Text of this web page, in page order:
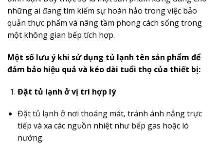
những ai đang tìm kiếm sự hoàn hảo trong việc bảo
quản thực phẩm và nâng tầm phong cách sống trong
một không gian bếp tích hợp.
Một số lưu ý khi sử dụng tủ lạnh tên sản phẩm để
đảm bảo hiệu quả và kéo dài tuổi thọ của thiết bị:
Đặt tủ lạnh ở vị trí hợp lý
Đặt tủ lạnh ở nơi thoáng mát, tránh ánh nắng trực
tiếp và xa các nguồn nhiệt như bếp gas hoặc lò
nướng.